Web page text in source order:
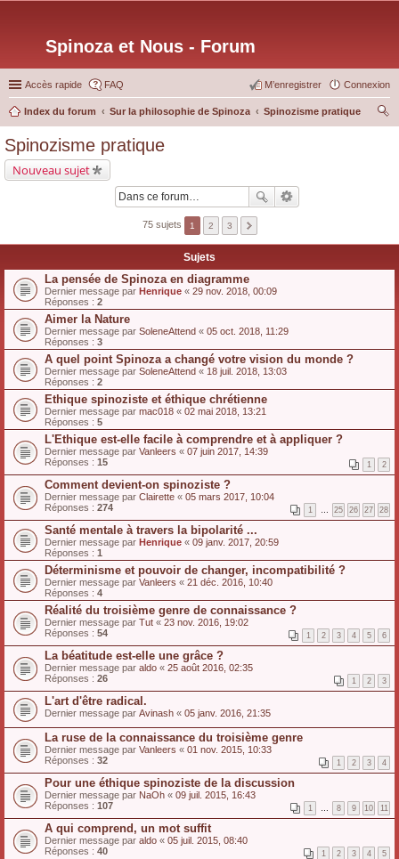
Spinoza et Nous - Forum
Accès rapide FAQ Connexion
M’enregistrer
Index du forum Sur la philosophie de Spinoza
Spinozisme pratique
Spinozisme pratique
Nouveau sujet
75 sujets 1 2 3
Sujets
La pensée de Spinoza en diagramme
Dernier message par Henrique « 29 nov. 2018, 00:09
Réponses : 2
Aimer la Nature
Dernier message par SoleneAttend « 05 oct. 2018, 11:29
Réponses : 3
A quel point Spinoza a changé votre vision du monde ?
Dernier message par SoleneAttend « 18 juil. 2018, 13:03
Réponses : 2
Ethique spinoziste et éthique chrétienne
Dernier message par mac018 « 02 mai 2018, 13:21
Réponses : 5
L'Ethique est-elle facile à comprendre et à appliquer ?
Dernier message par Vanleers « 07 juin 2017, 14:39
Réponses : 15 1 2
Comment devient-on spinoziste ?
Dernier message par Clairette « 05 mars 2017, 10:04
Réponses : 274 1 … 25 26 27 28
Santé mentale à travers la bipolarité ...
Dernier message par Henrique « 09 janv. 2017, 20:59
Réponses : 1
Déterminisme et pouvoir de changer, incompatibilité ?
Dernier message par Vanleers « 21 déc. 2016, 10:40
Réponses : 4
Réalité du troisième genre de connaissance ?
Dernier message par Tut « 23 nov. 2016, 19:02
Réponses : 54 1 2 3 4 5 6
La béatitude est-elle une grâce ?
Dernier message par aldo « 25 août 2016, 02:35
Réponses : 26 1 2 3
L'art d'être radical.
Dernier message par Avinash « 05 janv. 2016, 21:35
La ruse de la connaissance du troisième genre
Dernier message par Vanleers « 01 nov. 2015, 10:33
Réponses : 32 1 2 3 4
Pour une éthique spinoziste de la discussion
Dernier message par NaOh « 09 juil. 2015, 16:43
Réponses : 107 1 … 8 9 10 11
A qui comprend, un mot suffit
Dernier message par aldo « 05 juil. 2015, 08:40
Réponses : 40 1 2 3 4 5